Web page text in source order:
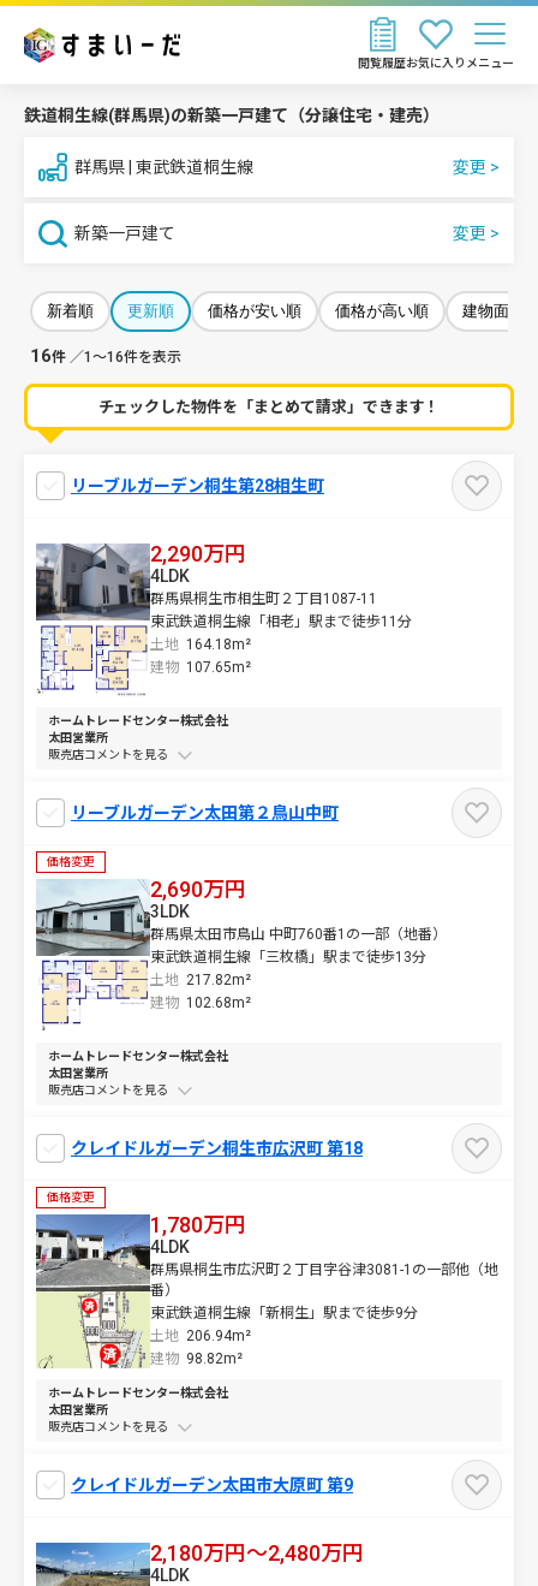
お気に入り
閲覧履歴 メニュー
鉄道桐生線(群馬県)の新築一戸建て（分譲住宅・建売）
群馬県 | 東武鉄道桐生線
新築一戸建て
新着順 更新順 価格が安い順 価格が高い順 建物面積
16件 ／1～16件を表示
チェックした物件を「まとめて請求」できます！
リーブルガーデン桐生第28相生町
2,290万円
群馬県桐生市相生町２丁目1087-11
東武鉄道桐生線「相老」駅まで徒歩11分
土地 164.18m²
4LDK
建物 107.65m²
ホームトレードセンター株式会社
太田営業所
販売店コメントを
リーブルガーデン太田第２鳥山中町
価格変更
2,690万円
群馬県太田市鳥山 中町760番1の一部（地番）
東武鉄道桐生線「三枚橋」駅まで徒歩13分
土地 217.82m²
3LDK
建物 102.68m²
ホームトレードセンター株式会社
太田営業所
販売店コメントを
クレイドルガーデン桐生市広沢町 第18
価格変更
1,780万円
群馬県桐生市広沢町２丁目字谷津3081-1の一部他（地
番）
東武鉄道桐生線「新桐生」駅まで徒歩9分
土地 206.94m²
4LDK
建物 98.82m²
ホームトレードセンター株式会社
太田営業所
販売店コメントを
クレイドルガーデン太田市大原町 第9
2,180万円～2,480万円
4LDK